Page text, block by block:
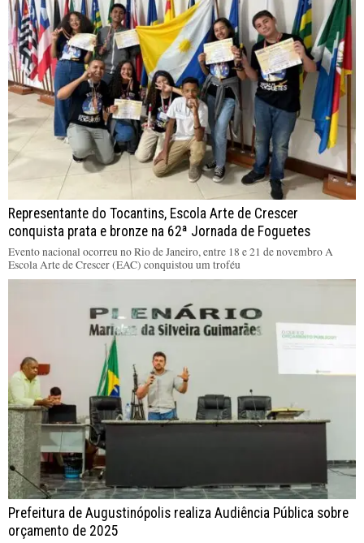
Representante do Tocantins, Escola Arte de Crescer
conquista prata e bronze na 62ª Jornada de Foguetes
Evento nacional ocorreu no Rio de Janeiro, entre 18 e 21 de novembro A
Escola Arte de Crescer (EAC) conquistou um troféu
Prefeitura de Augustinópolis realiza Audiência Pública sobre
orçamento de 2025